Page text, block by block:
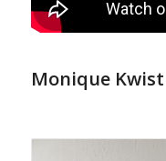
Monique Kwist